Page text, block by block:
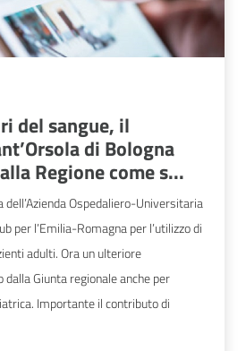
del sangue, il
di Bologna
Regione come s...
dell’Azienda Ospedaliero-Universitaria
per l’Emilia-Romagna per l’utilizzo di
adulti. Ora un ulteriore
Giunta regionale anche per
Importante il contributo di